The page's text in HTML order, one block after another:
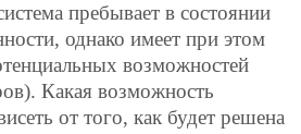
пребывает в состоянии
однако имеет при этом
возможностей
Какая возможность
от того, как будет решена